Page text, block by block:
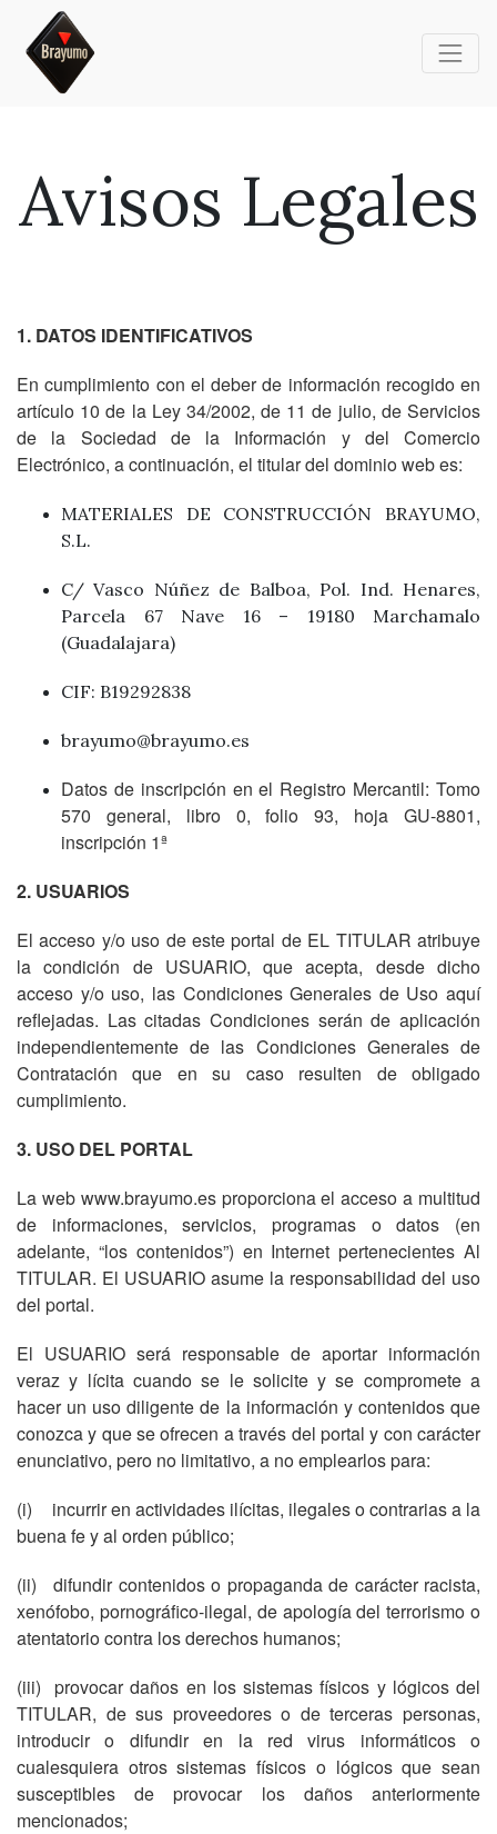
Avisos Legales
1. DATOS IDENTIFICATIVOS
En cumplimiento con el deber de información recogido en
artículo 10 de la Ley 34/2002, de 11 de julio, de Servicios
de la Sociedad de la Información y del Comercio
Electrónico, a continuación, el titular del dominio web es:
MATERIALES DE CONSTRUCCIÓN BRAYUMO,
S.L.
C/ Vasco Núñez de Balboa, Pol. Ind. Henares,
Parcela 67 Nave 16 – 19180 Marchamalo
(Guadalajara)
CIF: B19292838
brayumo@brayumo.es
Datos de inscripción en el Registro Mercantil: Tomo
570 general, libro 0, folio 93, hoja GU-8801,
inscripción 1ª
2. USUARIOS
El acceso y/o uso de este portal de EL TITULAR atribuye
la condición de USUARIO, que acepta, desde dicho
acceso y/o uso, las Condiciones Generales de Uso aquí
reflejadas. Las citadas Condiciones serán de aplicación
independientemente de las Condiciones Generales de
Contratación que en su caso resulten de obligado
cumplimiento.
3. USO DEL PORTAL
La web www.brayumo.es proporciona el acceso a multitud
de informaciones, servicios, programas o datos (en
adelante, “los contenidos”) en Internet pertenecientes Al
TITULAR. El USUARIO asume la responsabilidad del uso
del portal.
El USUARIO será responsable de aportar información
veraz y lícita cuando se le solicite y se compromete a
hacer un uso diligente de la información y contenidos que
conozca y que se ofrecen a través del portal y con carácter
enunciativo, pero no limitativo, a no emplearlos para:
(i)
incurrir en actividades ilícitas, ilegales o contrarias a la
buena fe y al orden público;
(ii)
difundir contenidos o propaganda de carácter racista,
xenófobo, pornográfico-ilegal, de apología del terrorismo o
atentatorio contra los derechos humanos;
(iii) provocar daños en los sistemas físicos y lógicos del
TITULAR, de sus proveedores o de terceras personas,
introducir o difundir en la red virus informáticos o
cualesquiera otros sistemas físicos o lógicos que sean
susceptibles de provocar los daños anteriormente
mencionados;